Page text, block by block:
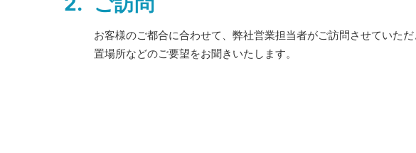
お客様のご都合に合わせて、弊社営業担当者がご訪問させていた
置場所などのご要望をお聞きいたします。